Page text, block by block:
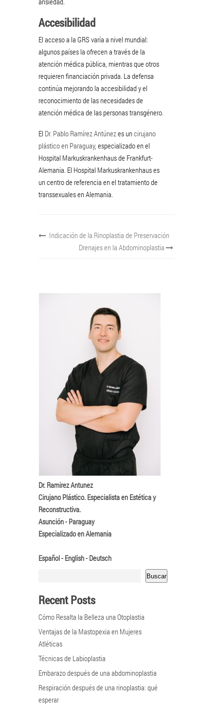
Accesibilidad
El acceso a la GRS varía a nivel mundial:
algunos países la ofrecen a través de la
atención médica pública, mientras que otros
requieren financiación privada. La defensa
continúa mejorando la accesibilidad y el
reconocimiento de las necesidades de
atención médica de las personas transgénero.
El Dr. Pablo Ramírez Antúnezes uncirujano
plástico en Paraguay, especializado en el
Hospital Markuskrankenhaus de Frankfurt-
Alemania. El Hospital Markuskrankenhaus es
un centro de referencia en el tratamiento de
transsexuales en Alemania.
Indicación de la Rinoplastia de Preservación
Drenajes en la Abdominoplastia
Dr. Ramirez Antunez
Cirujano Plástico. Especialista en Estética y
Reconstructiva.
Asunción - Paraguay
Especializado en Alemania
Español - English - Deutsch
Buscar
Recent Posts
Cómo Resalta la Belleza una Otoplastia
Ventajas de la Mastopexia en Mujeres
Atléticas
Técnicas de Labioplastia
Embarazo después de una abdominoplastia
Respiración después de una rinoplastia: qué
esperar